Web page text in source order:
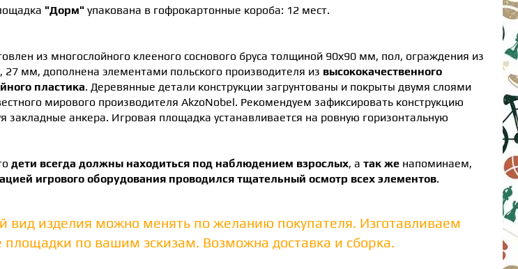
"Дорм" упакована в гофрокартонные короба: 12 мест.
из многослойного клееного соснового бруса толщиной 90х90 мм, пол, ограждения из
мм, дополнена элементами польского производителя из высококачественного
пластика. Деревянные детали конструкции загрунтованы и покрыты двумя слоями
мирового производителя AkzoNobel. Рекомендуем зафиксировать конструкцию
закладные анкера. Игровая площадка устанавливается на ровную горизонтальную
дети всегда должны находиться под наблюдением взрослых, а так же напоминаем,
игрового оборудования проводился тщательный осмотр всех элементов.
изделия можно менять по желанию покупателя. Изготавливаем
площадки по вашим эскизам. Возможна доставка и сборка.